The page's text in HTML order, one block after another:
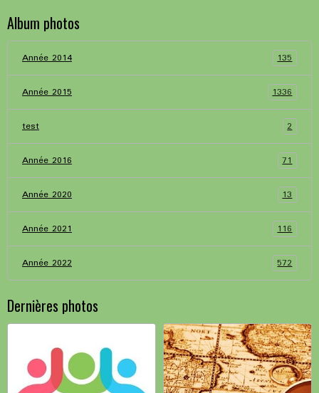
Album photos
Année 2014 135
Année 2015 1336
test 2
Année 2016 71
Année 2020 13
Année 2021 116
Année 2022 572
Dernières photos